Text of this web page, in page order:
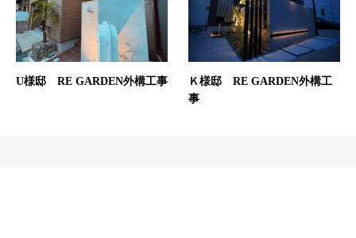
U様邸 RE GARDEN外構工事
Ｋ様邸 RE GARDEN外構工
事